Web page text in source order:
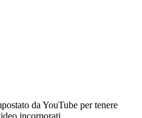
da YouTube per tenere
incorporati.